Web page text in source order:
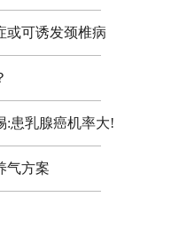
或可诱发颈椎病
:患乳腺癌机率大!
气方案